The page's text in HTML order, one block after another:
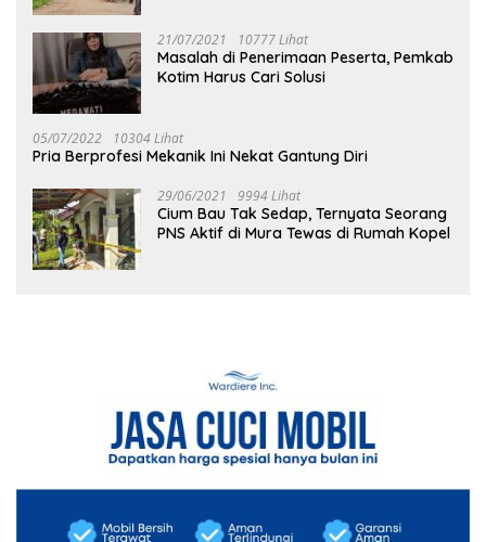
21/07/2021 10777 Lihat
Masalah di Penerimaan Peserta, Pemkab
Kotim Harus Cari Solusi
05/07/2022 10304 Lihat
Pria Berprofesi Mekanik Ini Nekat Gantung Diri
29/06/2021 9994 Lihat
Cium Bau Tak Sedap, Ternyata Seorang
PNS Aktif di Mura Tewas di Rumah Kopel